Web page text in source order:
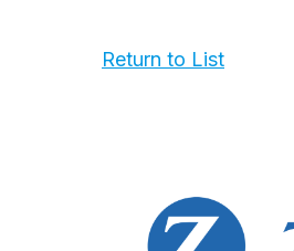
Return to List